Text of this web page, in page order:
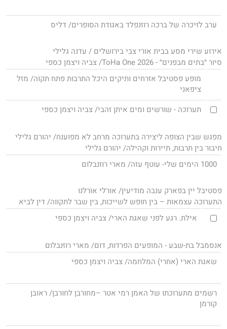
ערב לזיכרה של ברכה רוזנפלד באגודת הסופרים/ דליס
אירוע שירי מסע בבית אורי צבי בירושלים / עדנה גלילי
סיור ״בתים מבפנים״ - ToHa One 2026/ צביה ויצמן כספי
מופע פסטיבל אזרחים ותיקים היכל התרבות פתח תקוה/ מזל
ציפאני
תערוכה - שורשים ומים איתן זהבי/ צביה ויצמן כספי
מפגש שבין הצופה ליצירה בתערוכה מרחב לא מפוענח/ יהורם גלילי
חיבור בין תרבות, תיירות וקהילה/ יהורם גלילי
1000 הימים שלי- עוטף עזה/ מארי רוזנבלום
פסטיבל יין בפארק ענבה מודיעין/ אורלי אורלנו
התערוכה עצמאות – בין חופש לשייכות, בין שבר לתקווה/ דין לביא
אילת. רגע לפני שאגת הארי/ צביה ויצמן כספי
אנסמבל בת-שבע - המופעים הפרדות, דום/ מארי רוזנבלום
שאגת הארי (אחרי) המלחמה/ צביה ויצמן כספי
רשמים מתערוכתו של האמן רמי אטר –מחורבן לחורבן/ ראובן
קורמן